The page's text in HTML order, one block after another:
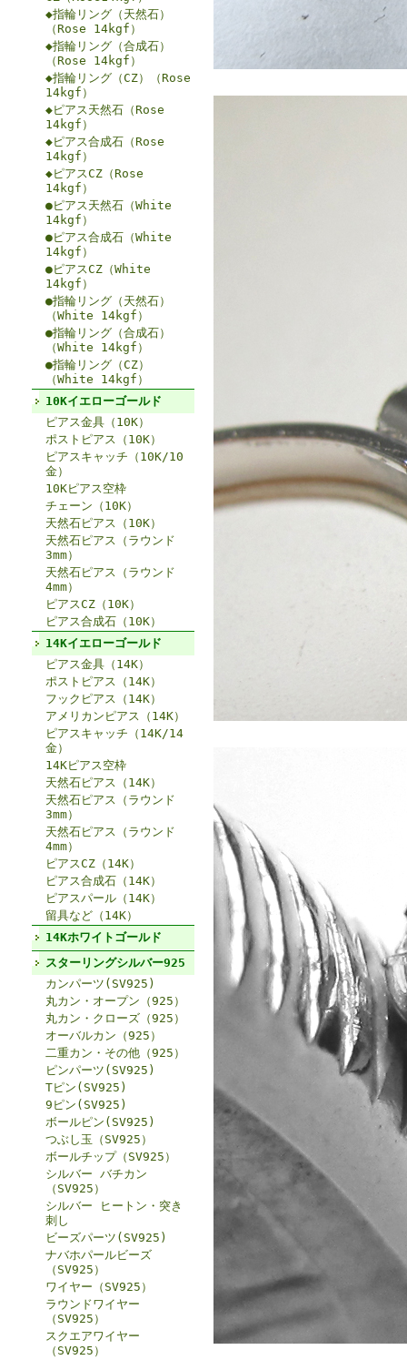
◆指輪リング（天然石）
（Rose 14kgf）
◆指輪リング（合成石）
（Rose 14kgf）
◆指輪リング（CZ）（Rose
14kgf）
◆ピアス天然石（Rose
14kgf）
◆ピアス合成石（Rose
14kgf）
◆ピアスCZ（Rose
14kgf）
●ピアス天然石（White
14kgf）
●ピアス合成石（White
14kgf）
●ピアスCZ（White
14kgf）
●指輪リング（天然石）
（White 14kgf）
●指輪リング（合成石）
（White 14kgf）
●指輪リング（CZ）
（White 14kgf）
10Kイエローゴールド
ピアス金具（10K）
ポストピアス（10K）
ピアスキャッチ（10K/10
金）
10Kピアス空枠
チェーン（10K）
天然石ピアス（10K）
天然石ピアス（ラウンド
3mm）
天然石ピアス（ラウンド
4mm）
ピアスCZ（10K）
ピアス合成石（10K）
14Kイエローゴールド
ピアス金具（14K）
ポストピアス（14K）
フックピアス（14K）
アメリカンピアス（14K）
ピアスキャッチ（14K/14
金）
14Kピアス空枠
天然石ピアス（14K）
天然石ピアス（ラウンド
3mm）
天然石ピアス（ラウンド
4mm）
ピアスCZ（14K）
ピアス合成石（14K）
ピアスパール（14K）
留具など（14K）
14Kホワイトゴールド
スターリングシルバー925
カンパーツ(SV925)
丸カン・オープン（925）
丸カン・クローズ（925）
オーバルカン（925）
二重カン・その他（925）
ピンパーツ(SV925)
Tピン(SV925)
9ピン(SV925)
ボールピン(SV925)
つぶし玉（SV925）
ボールチップ（SV925）
シルバー バチカン
（SV925）
シルバー ヒートン・突き
刺し
ビーズパーツ(SV925)
ナバホパールビーズ
（SV925）
ワイヤー（SV925）
ラウンドワイヤー
（SV925）
スクエアワイヤー
（SV925）